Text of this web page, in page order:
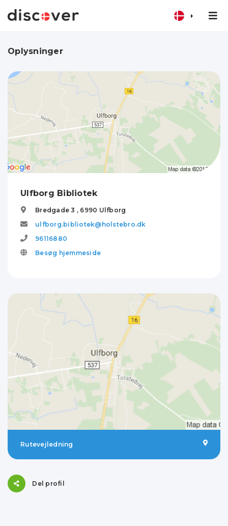
Oplysninger
Ulfborg Bibliotek
Bredgade 3 , 6990 Ulfborg
ulfborg.bibliotek@holstebro.dk
96116880
Besøg hjemmeside
Rutevejledning
Del profil